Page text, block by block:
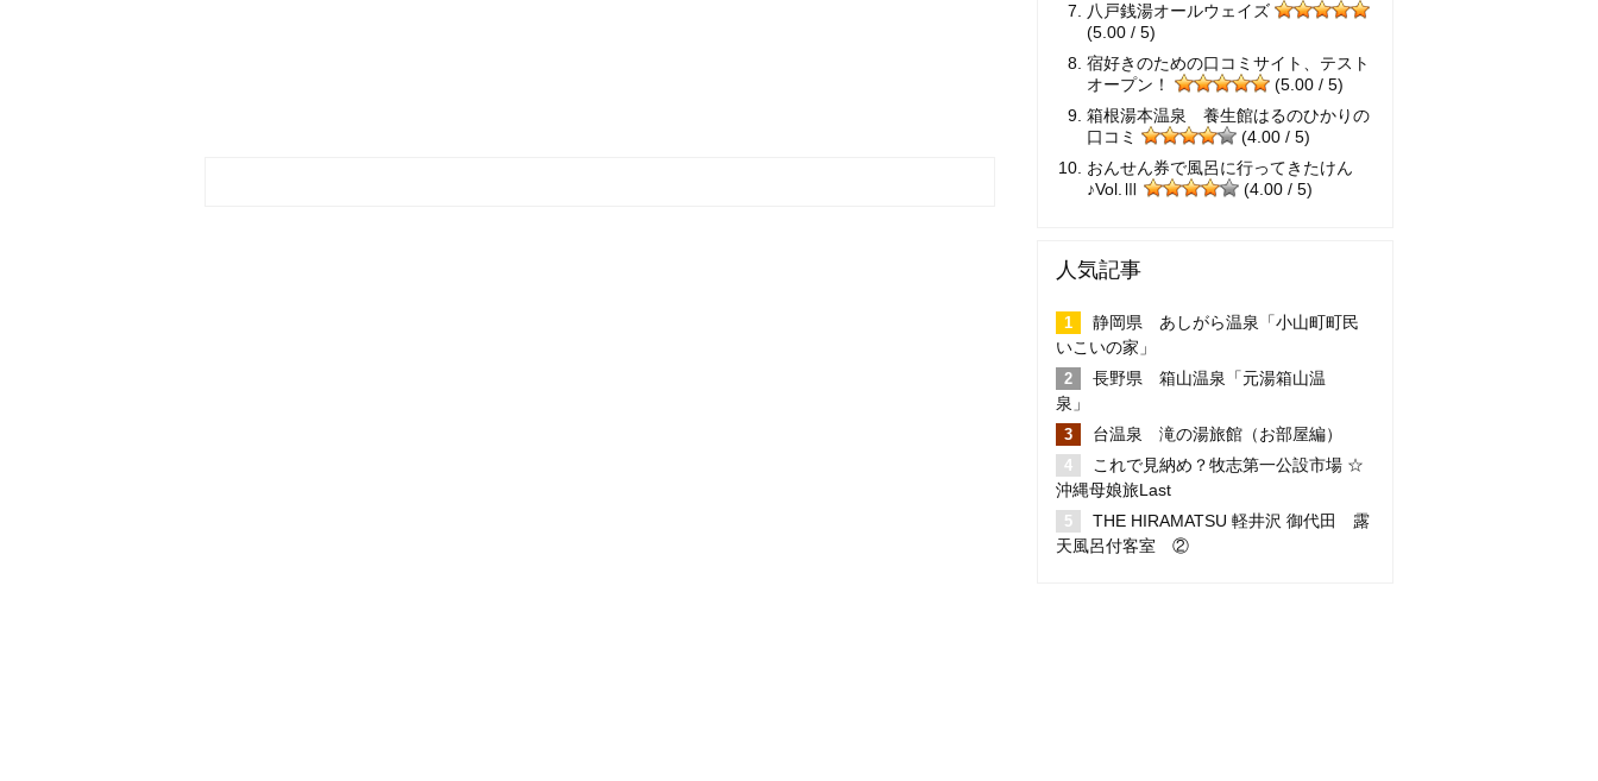
八戸銭湯オールウェイズ
(5.00 / 5)
宿好きのための口コミサイト、テスト
オープン！
(5.00 / 5)
箱根湯本温泉 養生館はるのひかりの
口コミ
(4.00 / 5)
おんせん券で風呂に行ってきたけん
♪Vol.Ⅲ
(4.00 / 5)
人気記事
静岡県 あしがら温泉「小山町町民
いこいの家」
長野県 箱山温泉「元湯箱山温
泉」
台温泉 滝の湯旅館（お部屋編）
これで見納め？牧志第一公設市場 ☆
沖縄母娘旅Last
THE HIRAMATSU 軽井沢 御代田 露
天風呂付客室 ②